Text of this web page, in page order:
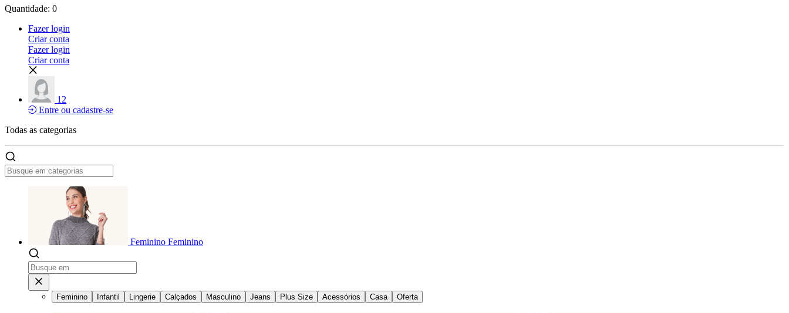
Quantidade: 0
Fazer login
Criar conta
Fazer login
Criar conta
12
Entre ou cadastre-se
Todas as categorias
Feminino Feminino
Feminino Infantil Lingerie Calçados Masculino Jeans Plus Size Acessórios Casa Oferta